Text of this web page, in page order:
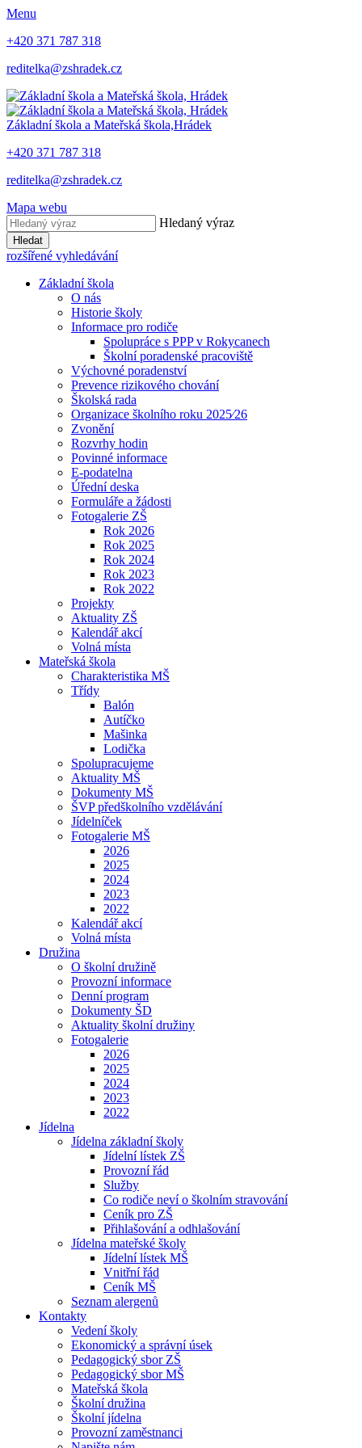
Menu
+420 371 787 318
reditelka@zshradek.cz
Základní škola a Mateřská škola,Hrádek
+420 371 787 318
reditelka@zshradek.cz
Mapa webu
Hledaný výraz
Hledat
rozšířené vyhledávání
Základní škola
O nás
Historie školy
Informace pro rodiče
Spolupráce s PPP v Rokycanech
Školní poradenské pracoviště
Výchovné poradenství
Prevence rizikového chování
Školská rada
Organizace školního roku 2025⁄26
Zvonění
Rozvrhy hodin
Povinné informace
E-podatelna
Úřední deska
Formuláře a žádosti
Fotogalerie ZŠ
Rok 2026
Rok 2025
Rok 2024
Rok 2023
Rok 2022
Projekty
Aktuality ZŠ
Kalendář akcí
Volná místa
Mateřská škola
Charakteristika MŠ
Třídy
Balón
Autíčko
Mašinka
Lodička
Spolupracujeme
Aktuality MŠ
Dokumenty MŠ
ŠVP předškolního vzdělávání
Jídelníček
Fotogalerie MŠ
2026
2025
2024
2023
2022
Kalendář akcí
Volná místa
Družina
O školní družině
Provozní informace
Denní program
Dokumenty ŠD
Aktuality školní družiny
Fotogalerie
2026
2025
2024
2023
2022
Jídelna
Jídelna základní školy
Jídelní lístek ZŠ
Provozní řád
Služby
Co rodiče neví o školním stravování
Ceník pro ZŠ
Přihlašování a odhlašování
Jídelna mateřské školy
Jídelní lístek MŠ
Vnitřní řád
Ceník MŠ
Seznam alergenů
Kontakty
Vedení školy
Ekonomický a správní úsek
Pedagogický sbor ZŠ
Pedagogický sbor MŠ
Mateřská škola
Školní družina
Školní jídelna
Provozní zaměstnanci